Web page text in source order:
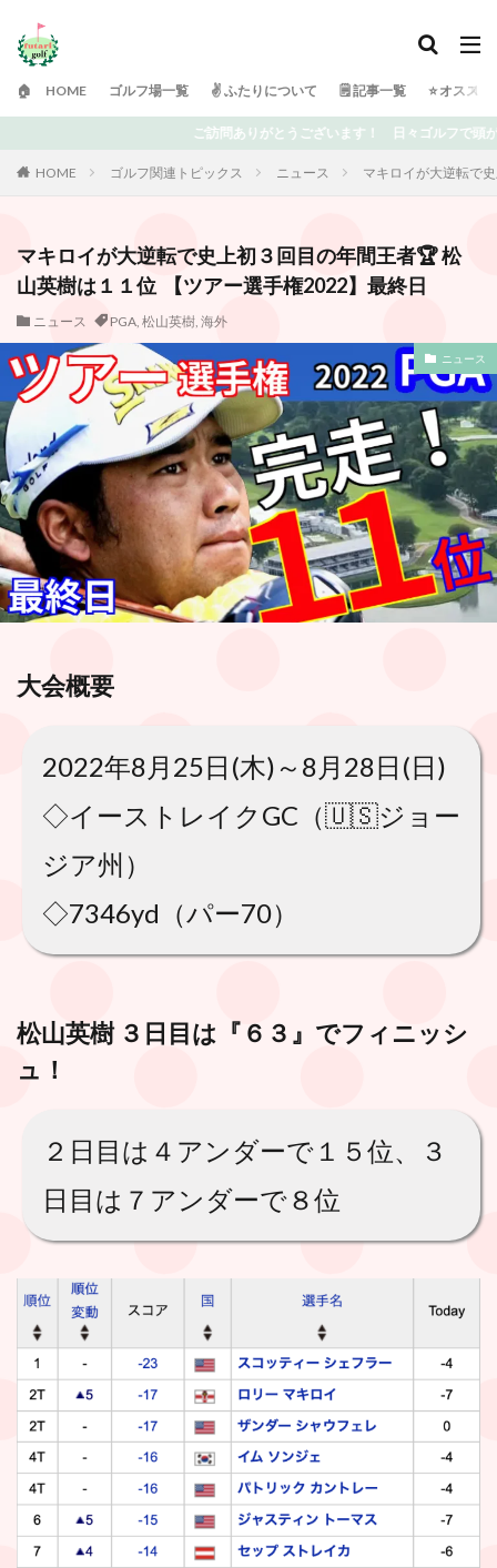
🏠 HOME ゴルフ場一覧 ✌️ ふたりについて 🗒 記事一覧 ⭐️ オスス
！ 日々ゴルフで頭がいっぱいの「ふたりゴルフ」です⛳️ 上達を目指している
HOME ゴルフ関連トピックス ニュース マキロイが大逆転で
マキロイが大逆転で史上初３回目の年間王者🏆 松
山英樹は１１位 【ツアー選手権2022】最終日
ニュース PGA, 松山英樹, 海外
ニュース
大会概要
2022年8月25日(木)～8月28日(日)
◇イーストレイクGC（🇺🇸ジョー
ジア州）
◇7346yd（パー70）
松山英樹 ３日目は『６３』でフィニッシ
ュ！
２日目は４アンダーで１５位、３
日目は７アンダーで８位